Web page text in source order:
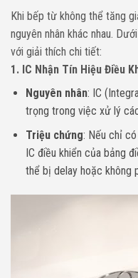
Khi bếp từ không thể tăng
nguyên nhân khác nhau.
với giải thích chi tiết:
1. IC Nhận Tín Hiệu Điều
Nguyên nhân: IC
trọng trong việc xử lý
Triệu chứng: Nếu chỉ
IC điều khiển của bảng
thể bị delay hoặc không